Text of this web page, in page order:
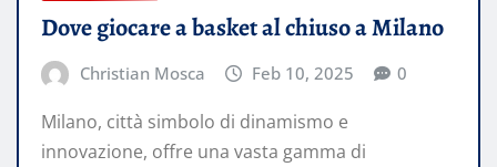
Dove giocare a basket al chiuso a Milano
Christian Mosca Feb 10, 2025 0
Milano, città simbolo di dinamismo e
innovazione, offre una vasta gamma di